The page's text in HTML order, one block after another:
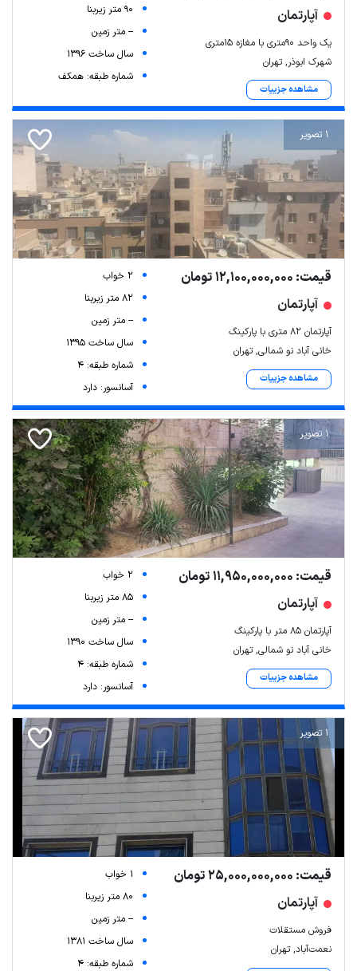
آپارتمان
یک واحد 90متری با مغازه 15متری
شهرک ابوذر, تهران
مشاهده جزییات
90 متر زیربنا
-- متر زمین
سال ساخت 1396
شماره طبقه: همکف
1 تصویر
قیمت: 12,100,000,000 تومان
آپارتمان
آپارتمان ۸۲ متری با پارکینگ
خانی آباد نو شمالی, تهران
مشاهده جزییات
2 خواب
82 متر زیربنا
-- متر زمین
سال ساخت 1395
شماره طبقه: 4
آسانسور: دارد
1 تصویر
قیمت: 11,950,000,000 تومان
آپارتمان
آپارتمان ۸۵ متر با پارکینگ
خانی آباد نو شمالی, تهران
مشاهده جزییات
2 خواب
85 متر زیربنا
-- متر زمین
سال ساخت 1390
شماره طبقه: 4
آسانسور: دارد
1 تصویر
قیمت: 25,000,000,000 تومان
آپارتمان
فروش مستقلات
نعمت‌آباد, تهران
1 خواب
80 متر زیربنا
-- متر زمین
سال ساخت 1381
شماره طبقه: 4